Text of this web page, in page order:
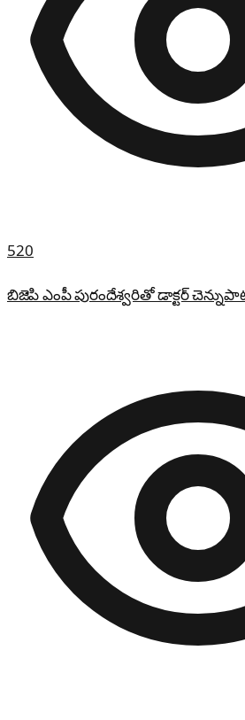
520
బిజెపి ఎంపీ పురందేశ్వరితో డాక్టర్